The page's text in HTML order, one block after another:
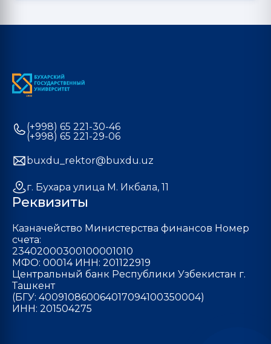
(+998) 65 221-30-46
(+998) 65 221-29-06
buxdu_rektor@buxdu.uz
г. Бухара улица М. Икбала, 11
Реквизиты
Казначейство Министерства финансов Номер
счета:
23402000300100001010
МФО: 00014 ИНН: 201122919
Центральный банк Республики Узбекистан г.
Ташкент
(БГУ: 400910860064017094100350004)
ИНН: 201504275